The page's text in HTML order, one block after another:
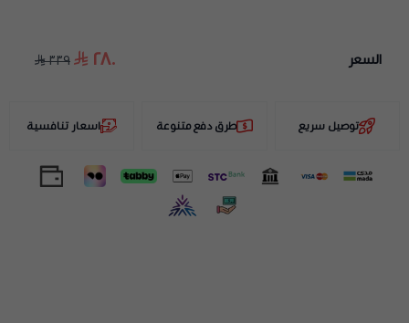
السعر ٢٨٠ ٣٣٩
توصيل سريع طرق دفع متنوعة اسعار تنافسية